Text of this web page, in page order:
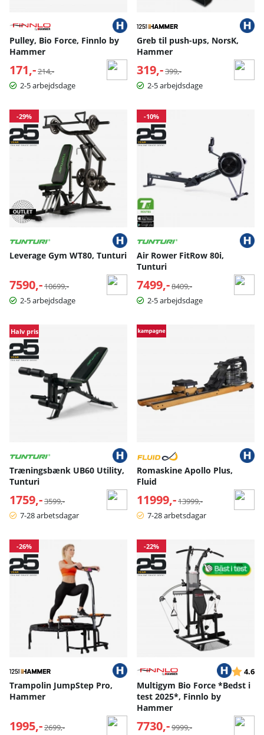
Pulley, Bio Force, Finnlo by
Hammer
171,- Normalpris:
214,-
2-5 arbejdsdage
Greb til push-ups, NorsK,
Hammer
319,- Normalpris:
399,-
2-5 arbejdsdage
-29%
Leverage Gym WT80, Tunturi
7590,- Normalpris:
10699,-
2-5 arbejdsdage
-10%
Air Rower FitRow 80i,
Tunturi
7499,- Normalpris:
8409,-
2-5 arbejdsdage
Halv pris
Træningsbænk UB60 Utility,
Tunturi
1759,- Normalpris:
3599,-
7-28 arbetsdagar
Romaskine Apollo Plus,
Fluid
11999,- Normalpris:
13999,-
7-28 arbetsdagar
-26%
Trampolin JumpStep Pro,
Hammer
1995,- Normalpris:
2699,-
-22%
4.6
Multigym Bio Force *Bedst i
test 2025*, Finnlo by
Hammer
7730,- Normalpris:
9999,-